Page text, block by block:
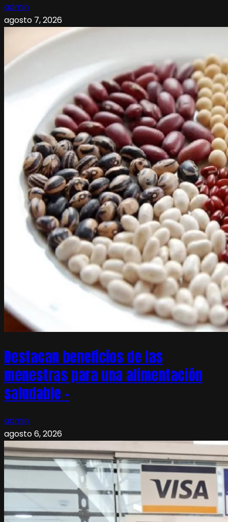
admin
agosto 7, 2026
Destacan beneficios de las
menestras para una alimentación
saludable –
admin
agosto 6, 2026